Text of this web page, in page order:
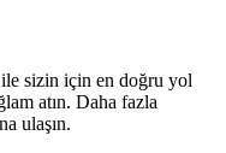
ile sizin için en doğru yol
atın. Daha fazla
ulaşın.